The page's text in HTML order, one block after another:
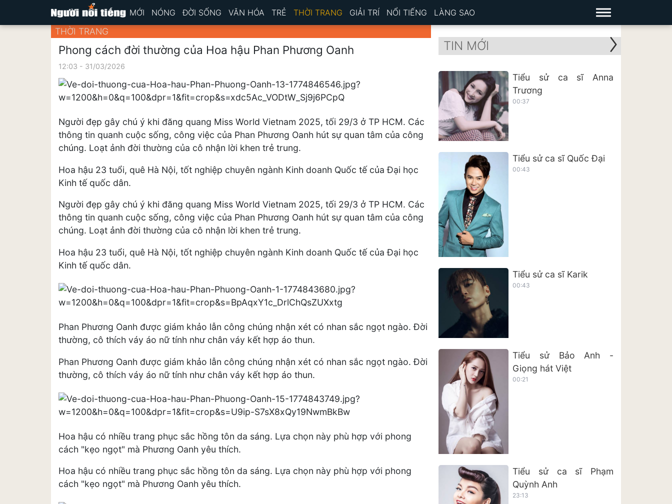
MỚI NÓNG ĐỜI SỐNG VĂN HÓA TRẺ THỜI TRANG GIẢI TRÍ NỔI TIẾNG LÀNG SAO
THỜI TRANG
Phong cách đời thường của Hoa hậu Phan Phương Oanh
12:03 - 31/03/2026
Người đẹp gây chú ý khi đăng quang Miss World Vietnam 2025, tối 29/3 ở TP HCM. Các
thông tin quanh cuộc sống, công việc của Phan Phương Oanh hút sự quan tâm của công
chúng. Loạt ảnh đời thường của cô nhận lời khen trẻ trung.
Hoa hậu 23 tuổi, quê Hà Nội, tốt nghiệp chuyên ngành Kinh doanh Quốc tế của Đại học
Kinh tế quốc dân.
Người đẹp gây chú ý khi đăng quang Miss World Vietnam 2025, tối 29/3 ở TP HCM. Các
thông tin quanh cuộc sống, công việc của Phan Phương Oanh hút sự quan tâm của công
chúng. Loạt ảnh đời thường của cô nhận lời khen trẻ trung.
Hoa hậu 23 tuổi, quê Hà Nội, tốt nghiệp chuyên ngành Kinh doanh Quốc tế của Đại học
Kinh tế quốc dân.
Phan Phương Oanh được giám khảo lẫn công chúng nhận xét có nhan sắc ngọt ngào. Đời
thường, cô thích váy áo nữ tính như chân váy kết hợp áo thun.
Phan Phương Oanh được giám khảo lẫn công chúng nhận xét có nhan sắc ngọt ngào. Đời
thường, cô thích váy áo nữ tính như chân váy kết hợp áo thun.
Hoa hậu có nhiều trang phục sắc hồng tôn da sáng. Lựa chọn này phù hợp với phong
cách "kẹo ngọt" mà Phương Oanh yêu thích.
Hoa hậu có nhiều trang phục sắc hồng tôn da sáng. Lựa chọn này phù hợp với phong
cách "kẹo ngọt" mà Phương Oanh yêu thích.
TIN MỚI
Tiểu sử ca sĩ Anna
Trương
00:37
Tiểu sử ca sĩ Quốc Đại
00:43
Tiểu sử ca sĩ Karik
00:43
Tiểu sử Bảo Anh -
Giọng hát Việt
00:21
Tiểu sử ca sĩ Phạm
Quỳnh Anh
23:13